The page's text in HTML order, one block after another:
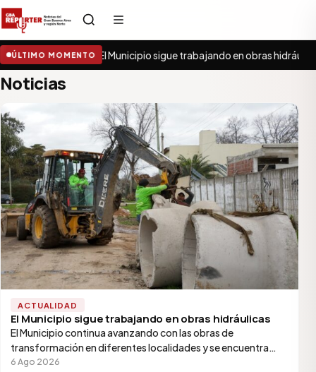
ÚLTIMO MOMENTO El Municipio sigue trabajando en obras
Noticias
ACTUALIDAD
El Municipio sigue trabajando en obras hidráulicas
El Municipio continua avanzando con las obras de
transformación en diferentes localidades y se encuentra
realizando trabajos de entubamiento y mejoramiento de…
6 Ago 2026